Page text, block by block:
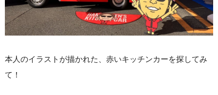
本人のイラストが描かれた、赤いキッチンカーを探してみ
て！